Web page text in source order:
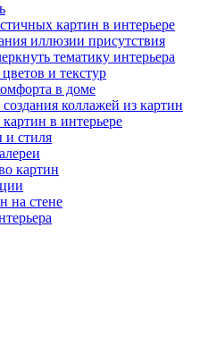
картин в интерьере
иллюзии присутствия
тематику интерьера
и текстур
в доме
коллажей из картин
в интерьере
и стиля
картин
на стене